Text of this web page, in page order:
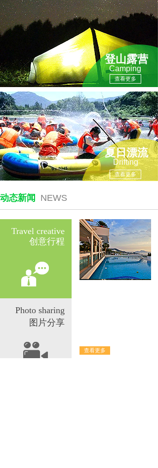
登山露营
Camping
查看更多
夏日漂流
Drifting
查看更多
动态新闻 NEWS
Travel creative
创意行程
Photo sharing
图片分享
查看更多